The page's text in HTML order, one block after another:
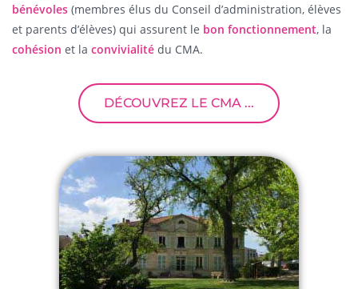
bénévoles (membres élus du Conseil d’administration, élèves
et parents d’élèves) qui assurent le bon fonctionnement, la
cohésion et la convivialité du CMA.
DÉCOUVREZ LE CMA ...